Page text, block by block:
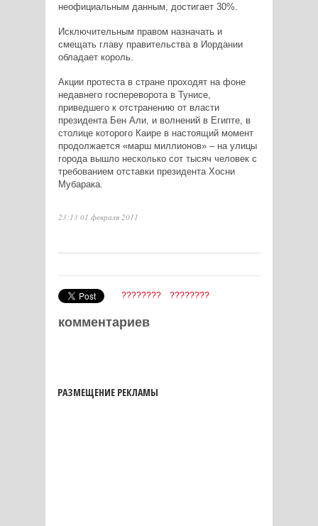
неофициальным данным, достигает 30%.
Исключительным правом назначать и
смещать главу правительства в Иордании
обладает король.
Акции протеста в стране проходят на фоне
недавнего госпереворота в Тунисе,
приведшего к отстранению от власти
президента Бен Али, и волнений в Египте, в
столице которого Каире в настоящий момент
продолжается «марш миллионов» – на улицы
города вышло несколько сот тысяч человек с
требованием отставки президента Хосни
Мубарака.
23:13 01 февраля 2011
???????? ????????
комментариев
РАЗМЕЩЕНИЕ РЕКЛАМЫ